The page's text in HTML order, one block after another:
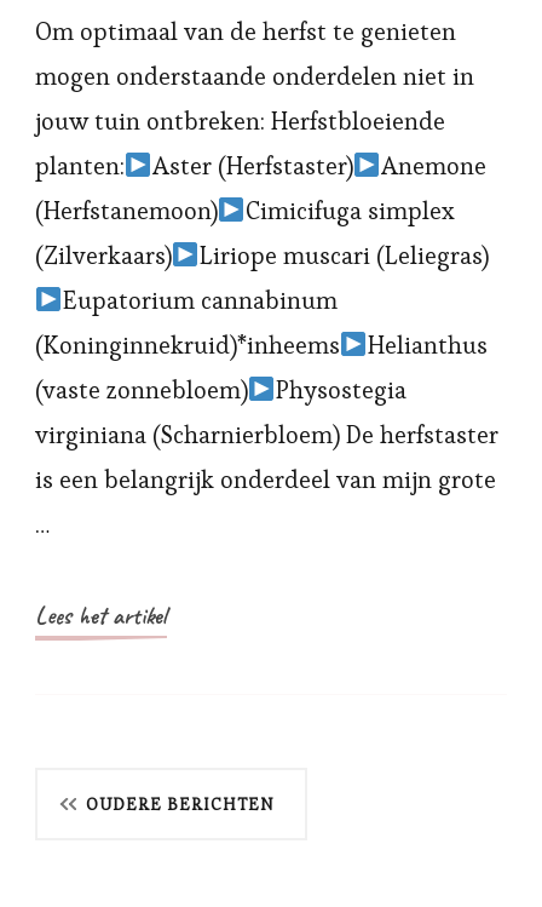
Om optimaal van de herfst te genieten
mogen onderstaande onderdelen niet in
jouw tuin ontbreken: Herfstbloeiende
planten:
Aster (Herfstaster)
Anemone
(Herfstanemoon)
Cimicifuga simplex
(Zilverkaars)
Liriope muscari (Leliegras)
Eupatorium cannabinum
(Koninginnekruid)*inheems
Helianthus
(vaste zonnebloem)
Physostegia
virginiana (Scharnierbloem) De herfstaster
is een belangrijk onderdeel van mijn grote
…
Lees het artikel
Berichtnavigatie
OUDERE BERICHTEN